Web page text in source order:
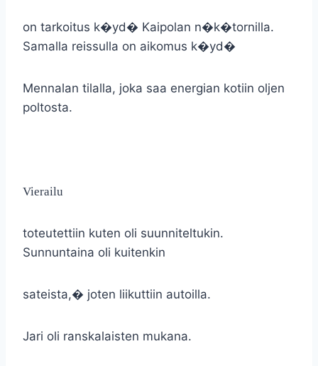
on tarkoitus k�yd� Kaipolan n�k�tornilla.
Samalla reissulla on aikomus k�yd�
Mennalan tilalla, joka saa energian kotiin oljen
poltosta.
Vierailu
toteutettiin kuten oli suunniteltukin.
Sunnuntaina oli kuitenkin
sateista,� joten liikuttiin autoilla.
Jari oli ranskalaisten mukana.